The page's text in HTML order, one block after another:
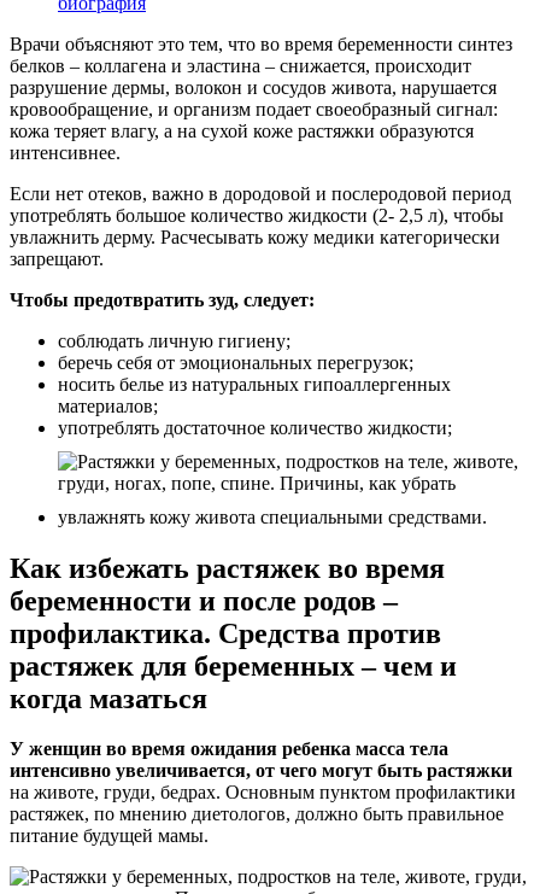
Врачи объясняют это тем, что во время беременности синтез
белков – коллагена и эластина – снижается, происходит
разрушение дермы, волокон и сосудов живота, нарушается
кровообращение, и организм подает своеобразный сигнал:
кожа теряет влагу, а на сухой коже растяжки образуются
интенсивнее.
Если нет отеков, важно в дородовой и послеродовой период
употреблять большое количество жидкости (2- 2,5 л), чтобы
увлажнить дерму. Расчесывать кожу медики категорически
запрещают.
Чтобы предотвратить зуд, следует:
соблюдать личную гигиену;
беречь себя от эмоциональных перегрузок;
носить белье из натуральных гипоаллергенных
материалов;
употреблять достаточное количество жидкости;
увлажнять кожу живота специальными средствами.
Как избежать растяжек во время
беременности и после родов –
профилактика. Средства против
растяжек для беременных – чем и
когда мазаться
У женщин во время ожидания ребенка масса тела
интенсивно увеличивается, от чего могут быть растяжки
на животе, груди, бедрах. Основным пунктом профилактики
растяжек, по мнению диетологов, должно быть правильное
питание будущей мамы.